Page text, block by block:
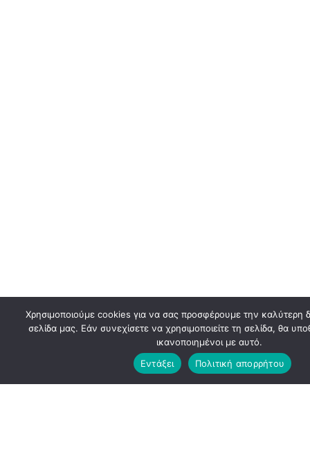
Χρησιμοποιούμε cookies για να σας προσφέρουμε την καλύτερη
σελίδα μας. Εάν συνεχίσετε να χρησιμοποιείτε τη σελίδα, θα
ικανοποιημένοι με αυτό.
Εντάξει
Πολιτική απορρήτου